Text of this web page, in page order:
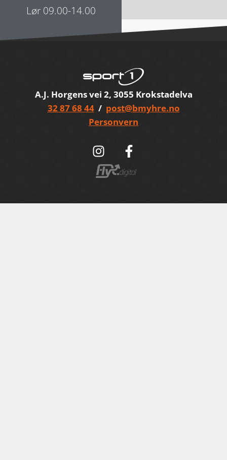
Lør 09.00-14.00
A.J. Horgens vei 2, 3055 Krokstadelva
32 87 68 44/ post@bmyhre.no
Personvern